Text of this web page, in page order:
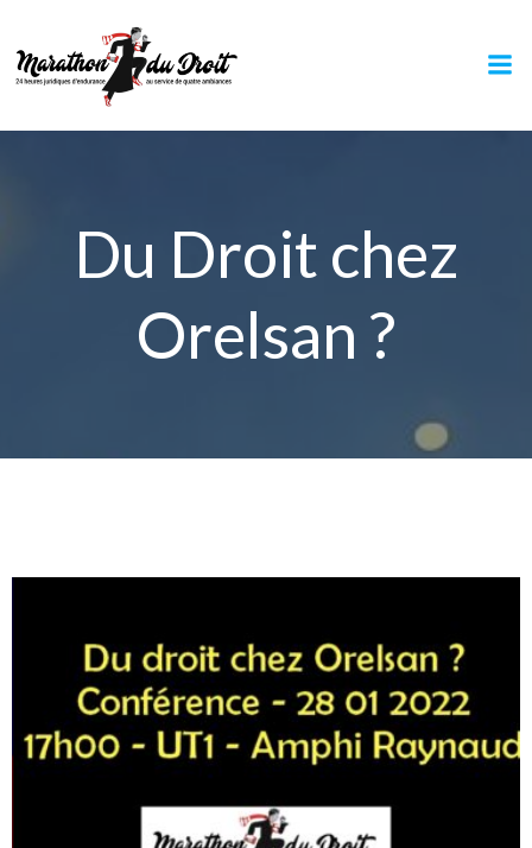
Du Droit chez
Orelsan ?